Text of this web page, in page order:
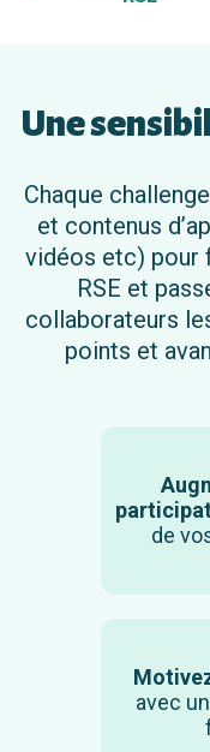
Une
Chaque
et contenus
vidéos etc) pour
RSE et
collaborateurs
points et
de
avec